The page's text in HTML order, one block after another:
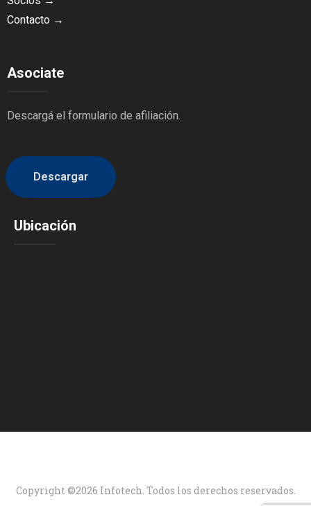
Contacto →
Asociate
Descargá el formulario de afiliación.
Descargar
Ubicación
Copyright ©2026 Infotech. Todos los derechos reservados.